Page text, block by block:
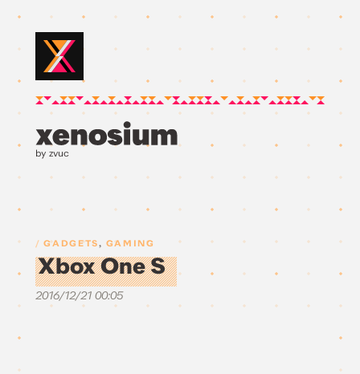
by zvuc
GADGETS, GAMING
Xbox One S
2016/12/21 00:05